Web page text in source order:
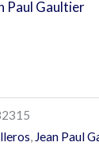
Paul Gaultier
, Jean Paul